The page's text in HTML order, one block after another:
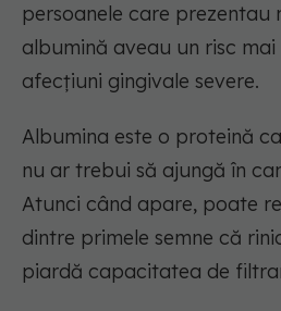
persoanele care prezentau
albumină aveau un risc
afecțiuni gingivale severe.
Albumina este o proteină
nu ar trebui să ajungă în
Atunci când apare, poate
dintre primele semne că
piardă capacitatea de